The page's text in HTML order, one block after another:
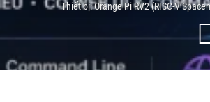
Thiết bị: Orange Pi RV2 (RISC-V